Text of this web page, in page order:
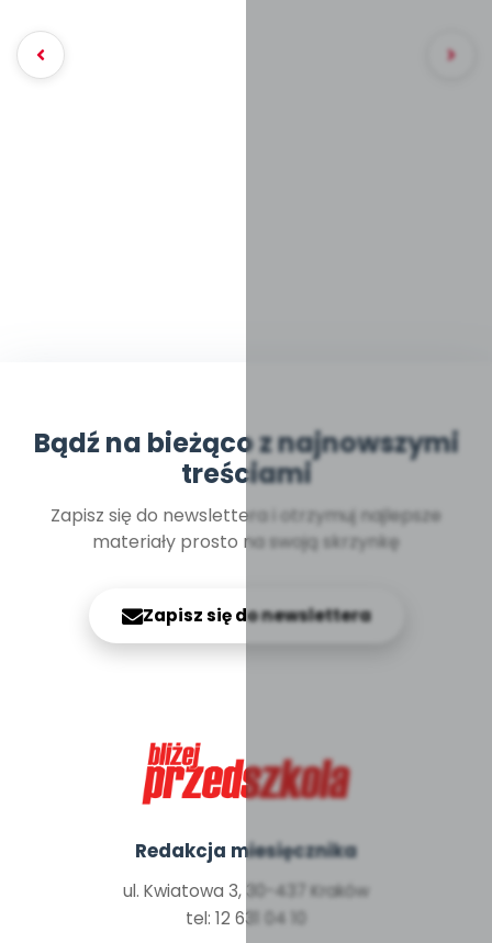
Bądź na bieżąco z najnowszymi
treściami
Zapisz się do newslettera i otrzymuj najlepsze
materiały prosto na swoją skrzynkę
Zapisz się do newslettera
Redakcja miesięcznika
ul. Kwiatowa 3, 30-437 Kraków
tel: 12 631 04 10